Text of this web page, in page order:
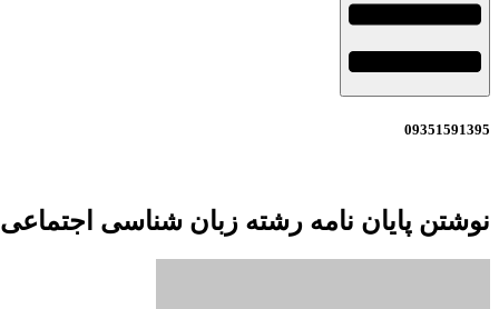
09351591395
نوشتن پایان نامه رشته زبان شناسی